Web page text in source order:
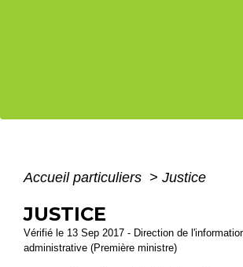
Accueil particuliers > Justice
JUSTICE
Vérifié le 13 Sep 2017 - Direction de
administrative (Première ministre)